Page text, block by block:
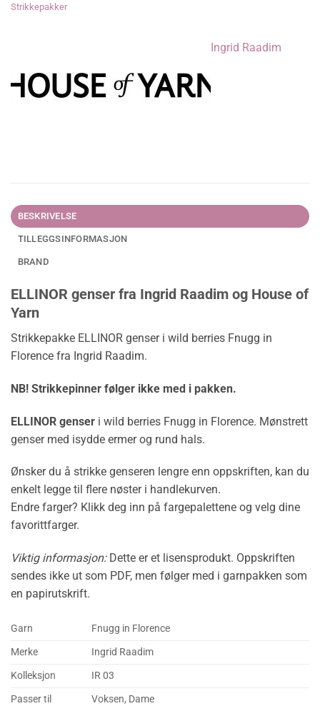
Strikkepakker
Ingrid Raadim
BESKRIVELSE
TILLEGGSINFORMASJON
BRAND
ELLINOR genser fra Ingrid Raadim og House of
Yarn
Strikkepakke ELLINOR genser i wild berries Fnugg in
Florence fra Ingrid Raadim.
NB! Strikkepinner følger ikke med i pakken.
ELLINOR genser i wild berries Fnugg in Florence. Mønstrett
genser med isydde ermer og rund hals.
Ønsker du å strikke genseren lengre enn oppskriften, kan du
enkelt legge til flere nøster i handlekurven.
Endre farger? Klikk deg inn på fargepalettene og velg dine
favorittfarger.
Viktig informasjon: Dette er et lisensprodukt. Oppskriften
sendes ikke ut som PDF, men følger med i garnpakken som
en papirutskrift.
Garn
Fnugg in Florence
Merke
Ingrid Raadim
Kolleksjon
IR 03
Passer til
Voksen, Dame